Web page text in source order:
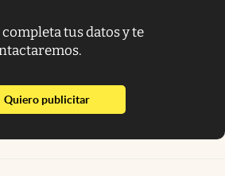
tus datos y te
Quiero publicitarabre en nueva pestaña